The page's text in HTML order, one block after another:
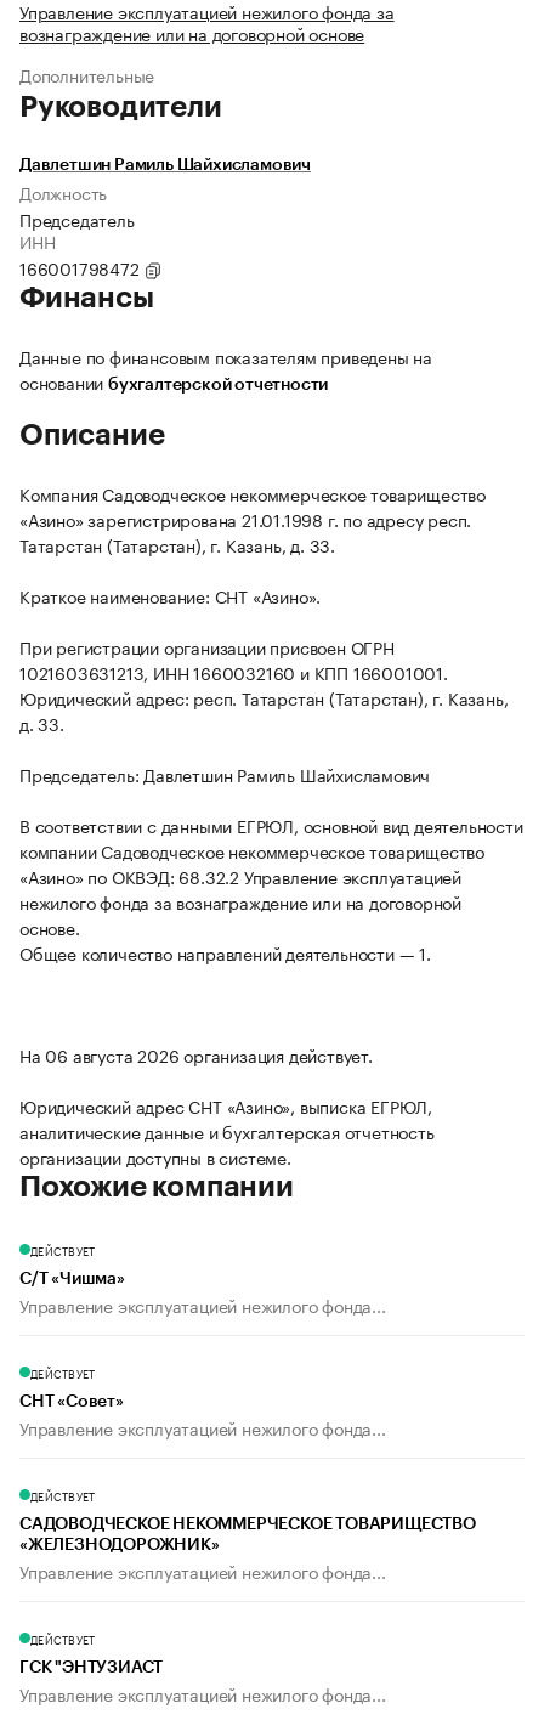
Управление эксплуатацией нежилого фонда за
вознаграждение или на договорной основе
Дополнительные
Руководители
Давлетшин Рамиль Шайхисламович
Должность
Председатель
ИНН
166001798472
Финансы
Данные по финансовым показателям приведены на
основании бухгалтерской отчетности
Описание
Компания Садоводческое некоммерческое товарищество
«Азино» зарегистрирована 21.01.1998 г. по адресу респ.
Татарстан (Татарстан), г. Казань, д. 33.
Краткое наименование: СНТ «Азино».
При регистрации организации присвоен ОГРН
1021603631213, ИНН 1660032160 и КПП 166001001.
Юридический адрес: респ. Татарстан (Татарстан), г. Казань,
д. 33.
Председатель: Давлетшин Рамиль Шайхисламович
В соответствии с данными ЕГРЮЛ, основной вид деятельности
компании Садоводческое некоммерческое товарищество
«Азино» по ОКВЭД: 68.32.2 Управление эксплуатацией
нежилого фонда за вознаграждение или на договорной
основе.
Общее количество направлений деятельности — 1.
На 06 августа 2026 организация действует.
Юридический адрес СНТ «Азино», выписка ЕГРЮЛ,
аналитические данные и бухгалтерская отчетность
организации доступны в системе.
Похожие компании
ДЕЙСТВУЕТ
С/Т «Чишма»
Управление эксплуатацией нежилого фонда...
ДЕЙСТВУЕТ
СНТ «Совет»
Управление эксплуатацией нежилого фонда...
ДЕЙСТВУЕТ
САДОВОДЧЕСКОЕ НЕКОММЕРЧЕСКОЕ ТОВАРИЩЕСТВО
«ЖЕЛЕЗНОДОРОЖНИК»
Управление эксплуатацией нежилого фонда...
ДЕЙСТВУЕТ
ГСК "ЭНТУЗИАСТ
Управление эксплуатацией нежилого фонда...